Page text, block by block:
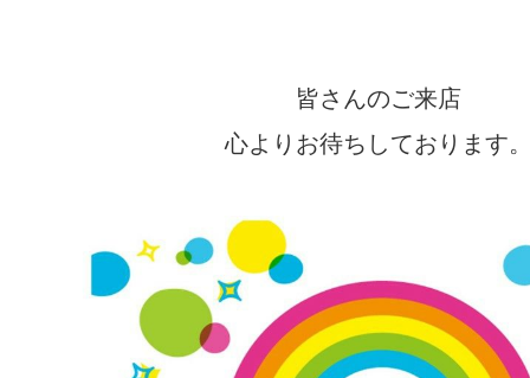
皆さんのご来店
心よりお待ちしております